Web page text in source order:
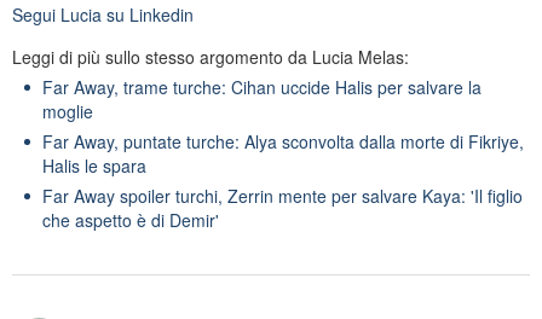
Segui Lucia su Linkedin
Leggi di più sullo stesso argomento da Lucia Melas:
Far Away, trame turche: Cihan uccide Halis per salvare la
moglie
Far Away, puntate turche: Alya sconvolta dalla morte di Fikriye,
Halis le spara
Far Away spoiler turchi, Zerrin mente per salvare Kaya: 'Il figlio
che aspetto è di Demir'